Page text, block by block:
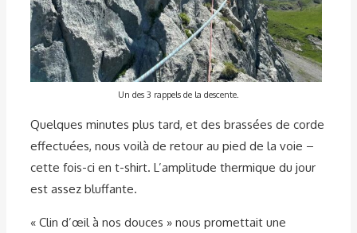
Un des 3 rappels de la descente.
Quelques minutes plus tard, et des brassées de corde
effectuées, nous voilà de retour au pied de la voie –
cette fois-ci en t-shirt. L’amplitude thermique du jour
est assez bluffante.
« Clin d’œil à nos douces » nous promettait une